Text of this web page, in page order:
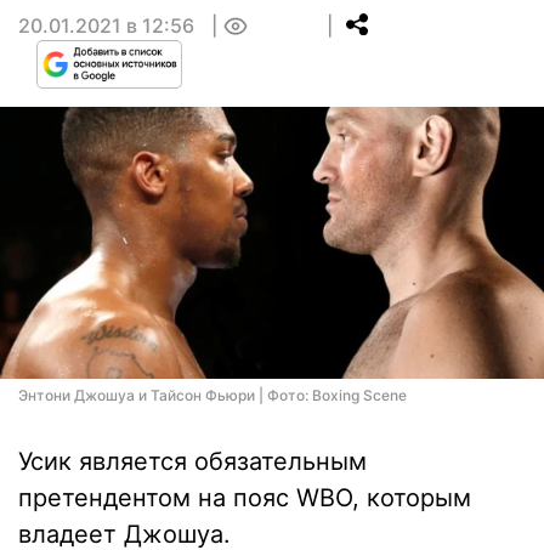
20.01.2021 в 12:56
Энтони Джошуа и Тайсон Фьюри | Фото: Boxing Scene
Усик является обязательным
претендентом на пояс WBO, которым
владеет Джошуа.